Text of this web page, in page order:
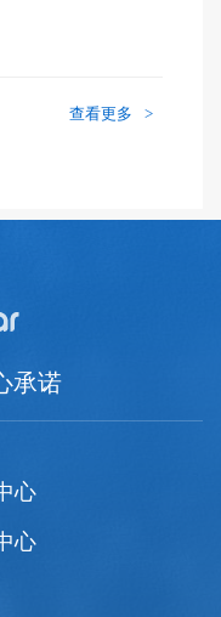
查看更多 >
承诺
心
心